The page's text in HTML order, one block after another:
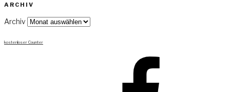
ARCHIV
Archiv
kostenloser Counter